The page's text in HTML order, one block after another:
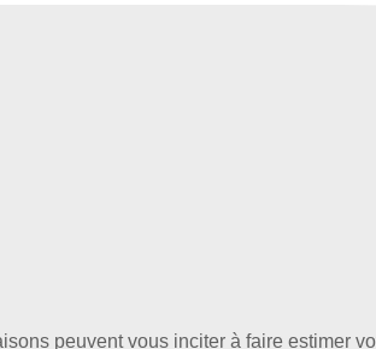
peuvent vous inciter à faire estimer